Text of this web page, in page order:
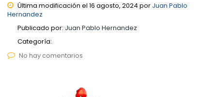
Última modificación el 16 agosto, 2024 por Juan Pablo
Hernandez
Publicado por: Juan Pablo Hernandez
Categoría:
No hay comentarios